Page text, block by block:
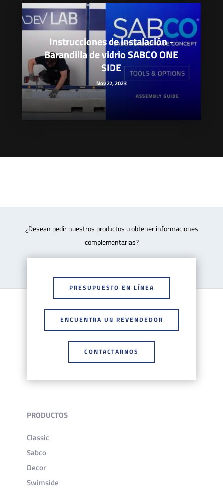
Instrucciones de instalación -
Barandilla de vidrio SABCO ONE
SIDE
Nov 22, 2023
¿Desean pedir nuestros productos u obtener informaciones
complementarias?
PRESUPUESTO EN LÍNEA
ENCUENTRA UN REVENDEDOR
CONTACTARNOS
PRODUCTOS
Classic
Sabco
Decor
Swimside